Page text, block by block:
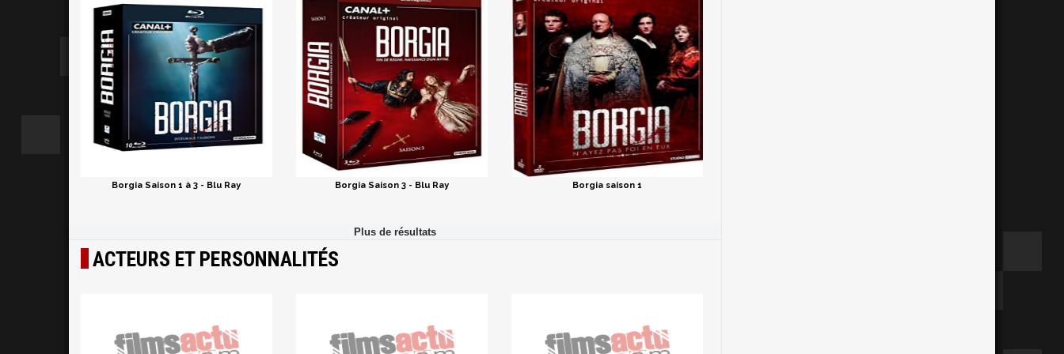
Borgia Saison 1 à 3 - Blu Ray Borgia Saison 3 - Blu Ray Borgia saison 1
ACTEURS ET PERSONNALITÉS